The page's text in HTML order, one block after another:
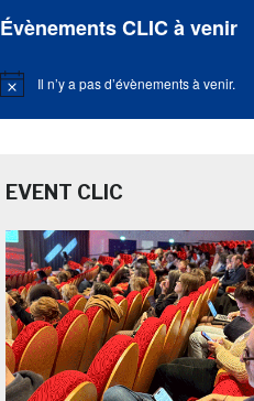
Évènements CLIC à venir
Notice Il n’y a pas d’évènements à venir.
EVENT CLIC